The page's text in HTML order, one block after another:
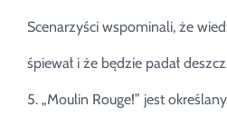
Scenarzyści wspominali, że
śpiewał i że będzie padał
5. „Moulin Rouge!” jest